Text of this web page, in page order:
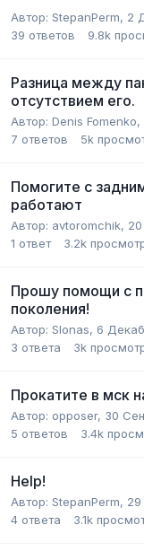
Автор: StepanPerm, 2
39 ответов 9.8k
Разница между
отсутствием его.
Автор: Denis Fomenko,
7 ответов 5k
Помогите с
работают
Автор: avtoromchik,
1 ответ 3.2k
Прошу помощи с
поколения!
Автор: Slonas, 6
3 ответа 3k
Прокатите в мск
Автор: opposer, 30
5 ответов 3.4k
Help!
Автор: StepanPerm, 29
4 ответа 3.1k